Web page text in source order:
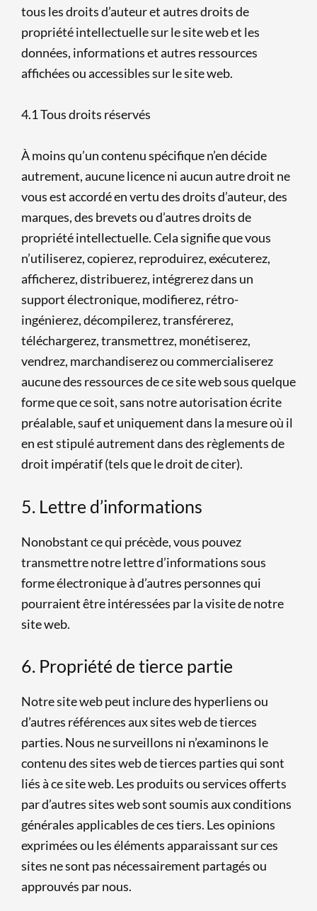
tous les droits d’auteur et autres droits de
propriété intellectuelle sur le site web et les
données, informations et autres ressources
affichées ou accessibles sur le site web.
4.1 Tous droits réservés
À moins qu’un contenu spécifique n’en décide
autrement, aucune licence ni aucun autre droit ne
vous est accordé en vertu des droits d’auteur, des
marques, des brevets ou d’autres droits de
propriété intellectuelle. Cela signifie que vous
n’utiliserez, copierez, reproduirez, exécuterez,
afficherez, distribuerez, intégrerez dans un
support électronique, modifierez, rétro-
ingénierez, décompilerez, transférerez,
téléchargerez, transmettrez, monétiserez,
vendrez, marchandiserez ou commercialiserez
aucune des ressources de ce site web sous quelque
forme que ce soit, sans notre autorisation écrite
préalable, sauf et uniquement dans la mesure où il
en est stipulé autrement dans des règlements de
droit impératif (tels que le droit de citer).
5. Lettre d’informations
Nonobstant ce qui précède, vous pouvez
transmettre notre lettre d’informations sous
forme électronique à d’autres personnes qui
pourraient être intéressées par la visite de notre
site web.
6. Propriété de tierce partie
Notre site web peut inclure des hyperliens ou
d’autres références aux sites web de tierces
parties. Nous ne surveillons ni n’examinons le
contenu des sites web de tierces parties qui sont
liés à ce site web. Les produits ou services offerts
par d’autres sites web sont soumis aux conditions
générales applicables de ces tiers. Les opinions
exprimées ou les éléments apparaissant sur ces
sites ne sont pas nécessairement partagés ou
approuvés par nous.